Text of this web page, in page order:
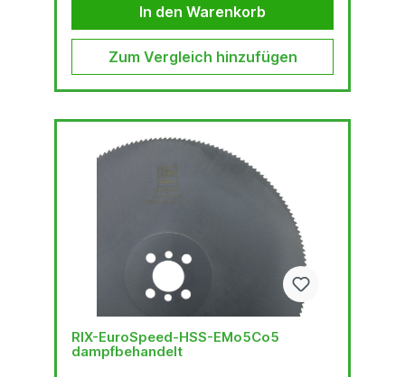
In den Warenkorb
Zum Vergleich hinzufügen
RIX-EuroSpeed-HSS-EMo5Co5
dampfbehandelt